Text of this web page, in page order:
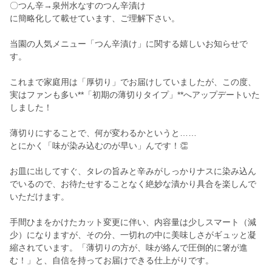
〇つん辛→泉州水なすのつん辛漬け
に簡略化して載せています、ご理解下さい。
当園の人気メニュー「つん辛漬け」に関する嬉しいお知らせで
す。
これまで家庭用は「厚切り」でお届けしていましたが、この度、
実はファンも多い**「初期の薄切りタイプ」**へアップデートいた
しました！
薄切りにすることで、何が変わるかというと……
とにかく「味が染み込むのが早い」んです！👏
お皿に出してすぐ、タレの旨みと辛みがしっかりナスに染み込ん
でいるので、お待たせすることなく絶妙な漬かり具合を楽しんで
いただけます。
手間ひまをかけたカット変更に伴い、内容量は少しスマート（減
少）になりますが、その分、一切れの中に美味しさがギュッと凝
縮されています。「薄切りの方が、味が絡んで圧倒的に箸が進
む！」と、自信を持ってお届けできる仕上がりです。